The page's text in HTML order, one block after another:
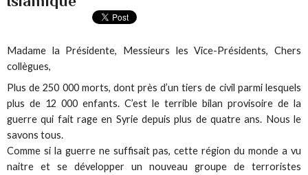
Madame la Présidente, Messieurs les Vice-Présidents, Chers
collègues,
Plus de 250 000 morts, dont près d’un tiers de civil parmi lesquels
plus de 12 000 enfants. C’est le terrible bilan provisoire de la
guerre qui fait rage en Syrie depuis plus de quatre ans. Nous le
savons tous.
Comme si la guerre ne suffisait pas, cette région du monde a vu
naitre et se développer un nouveau groupe de terroristes